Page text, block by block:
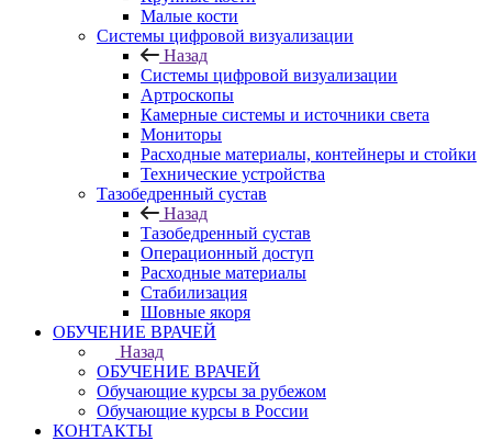
Малые кости
Системы цифровой визуализации
Назад
Системы цифровой визуализации
Артроскопы
Камерные системы и источники света
Мониторы
Расходные материалы, контейнеры и стойки
Технические устройства
Тазобедренный сустав
Назад
Тазобедренный сустав
Операционный доступ
Расходные материалы
Стабилизация
Шовные якоря
ОБУЧЕНИЕ ВРАЧЕЙ
Назад
ОБУЧЕНИЕ ВРАЧЕЙ
Обучающие курсы за рубежом
Обучающие курсы в России
КОНТАКТЫ